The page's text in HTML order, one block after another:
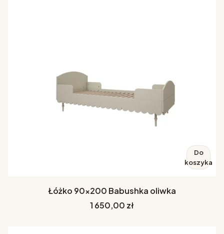
Do
koszyka
Łóżko 90x200 Babushka oliwka
Cena
1 650,00 zł